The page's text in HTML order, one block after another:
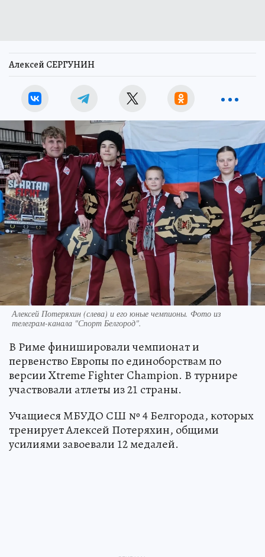
Алексей СЕРГУНИН
Алексей Потеряхин (слева) и его юные чемпионы. Фото из
телеграм-канала "Спорт Белгород".
В Риме финишировали чемпионат и
первенство Европы по единоборствам по
версии Xtreme Fighter Champion. В турнире
участвовали атлеты из 21 страны.
Учащиеся МБУДО СШ № 4 Белгорода, которых
тренирует Алексей Потеряхин, общими
усилиями завоевали 12 медалей.